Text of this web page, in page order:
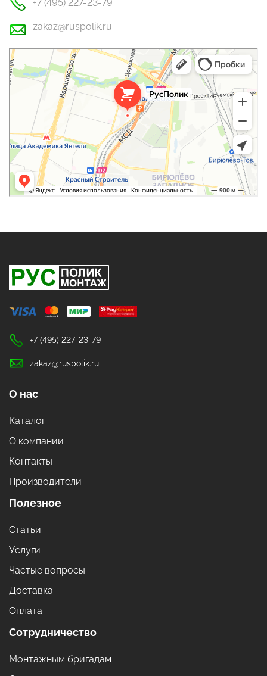
+7 (495) 227-23-79
zakaz@ruspolik.ru
РусПолик
Оргстекло, поликарбонат в Москве
Строительные и отделочные работы в Москве
+7 (495) 227-23-79
zakaz@ruspolik.ru
О нас
Каталог
О компании
Контакты
Производители
Полезное
Статьи
Услуги
Частые вопросы
Доставка
Оплата
Сотрудничество
Монтажным бригадам